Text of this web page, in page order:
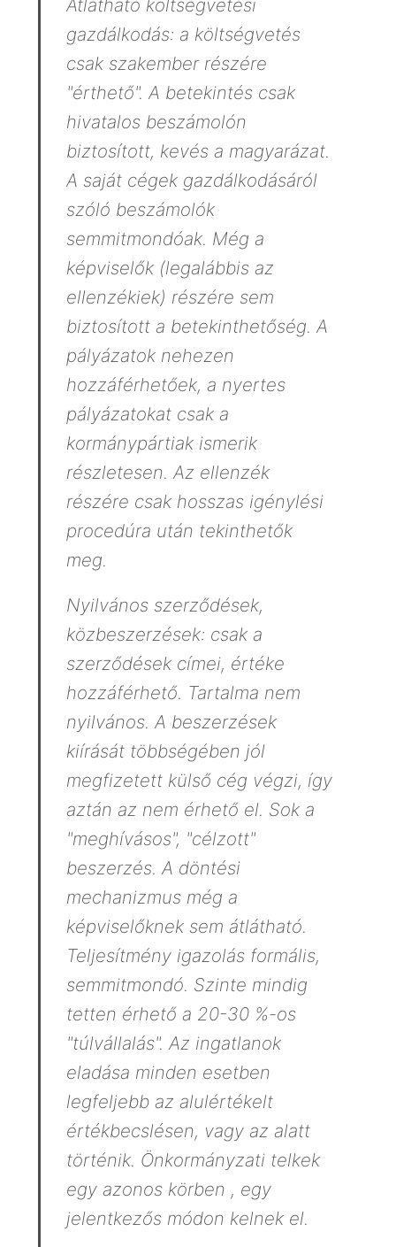
Átlátható költségvetési
gazdálkodás: a költségvetés
csak szakember részére
"érthető". A betekintés csak
hivatalos beszámolón
biztosított, kevés a magyarázat.
A saját cégek gazdálkodásáról
szóló beszámolók
semmitmondóak. Még a
képviselők (legalábbis az
ellenzékiek) részére sem
biztosított a betekinthetőség. A
pályázatok nehezen
hozzáférhetőek, a nyertes
pályázatokat csak a
kormánypártiak ismerik
részletesen. Az ellenzék
részére csak hosszas igénylési
procedúra után tekinthetők
meg.
Nyilvános szerződések,
közbeszerzések: csak a
szerződések címei, értéke
hozzáférhető. Tartalma nem
nyilvános. A beszerzések
kiírását többségében jól
megfizetett külső cég végzi, így
aztán az nem érhető el. Sok a
"meghívásos", "célzott"
beszerzés. A döntési
mechanizmus még a
képviselőknek sem átlátható.
Teljesítmény igazolás formális,
semmitmondó. Szinte mindig
tetten érhető a 20-30 %-os
"túlvállalás". Az ingatlanok
eladása minden esetben
legfeljebb az alulértékelt
értékbecslésen, vagy az alatt
történik. Önkormányzati telkek
egy azonos körben , egy
jelentkezős módon kelnek el.